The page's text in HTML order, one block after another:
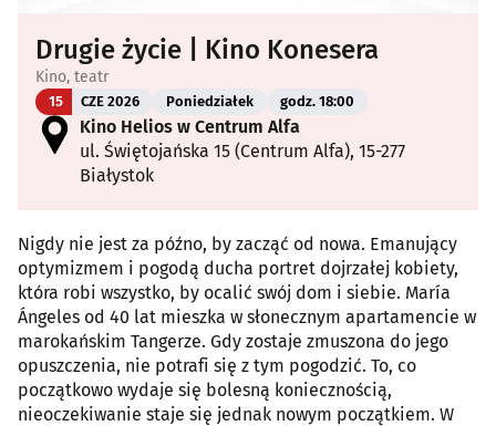
Drugie życie | Kino Konesera
Kino, teatr
15 CZE 2026 Poniedziałek godz. 18:00
Kino Helios w Centrum Alfa
ul. Świętojańska 15 (Centrum Alfa), 15-277
Białystok
Nigdy nie jest za późno, by zacząć od nowa. Emanujący
optymizmem i pogodą ducha portret dojrzałej kobiety,
która robi wszystko, by ocalić swój dom i siebie. María
Ángeles od 40 lat mieszka w słonecznym apartamencie w
marokańskim Tangerze. Gdy zostaje zmuszona do jego
opuszczenia, nie potrafi się z tym pogodzić. To, co
początkowo wydaje się bolesną koniecznością,
nieoczekiwanie staje się jednak nowym początkiem. W